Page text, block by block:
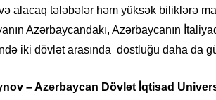
alacaq tələbələr həm yüksək biliklərə
Azərbaycandakı, Azərbaycanın
iki dövlət arasında dostluğu daha da
– Azərbaycan Dövlət İqtisad